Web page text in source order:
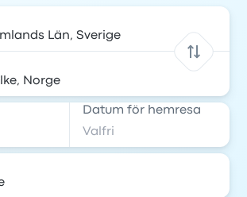
Datum för hemresa